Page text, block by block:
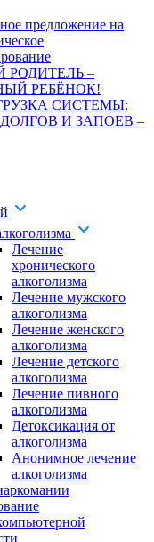
предложение на
РОДИТЕЛЬ –
РЕБЁНОК!
СИСТЕМЫ:
ДОЛГОВ И ЗАПОЕВ –
Лечение
хронического
алкоголизма
Лечение мужского
алкоголизма
Лечение женского
алкоголизма
Лечение детского
алкоголизма
Лечение пивного
алкоголизма
Детоксикация от
алкоголизма
Анонимное лечение
алкоголизма